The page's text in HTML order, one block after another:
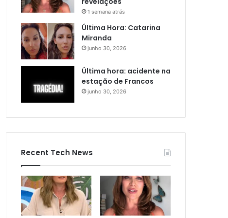
1 semana atrás
Última Hora: Catarina
Miranda
junho 30, 2026
Última hora: acidente na
estação de Francos
junho 30, 2026
Recent Tech News